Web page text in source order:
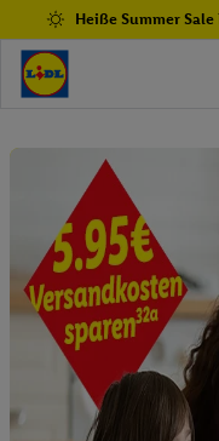
Heiße Summer